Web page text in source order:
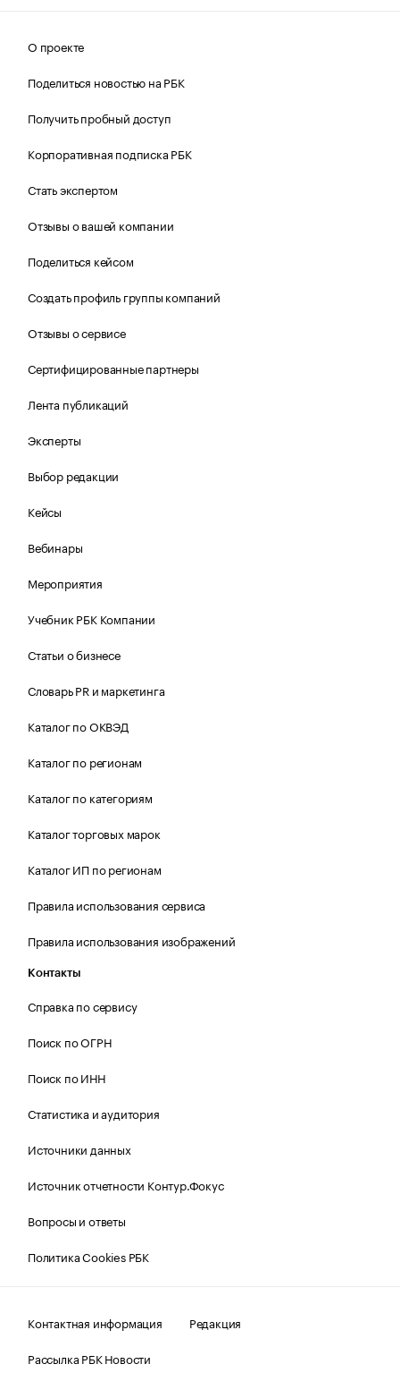
О проекте
Поделиться новостью на РБК
Получить пробный доступ
Корпоративная подписка РБК
Стать экспертом
Отзывы о вашей компании
Поделиться кейсом
Создать профиль группы компаний
Отзывы о сервисе
Сертифицированные партнеры
Лента публикаций
Эксперты
Выбор редакции
Кейсы
Вебинары
Мероприятия
Учебник РБК Компании
Статьи о бизнесе
Словарь PR и маркетинга
Каталог по ОКВЭД
Каталог по регионам
Каталог по категориям
Каталог торговых марок
Каталог ИП по регионам
Правила использования сервиса
Правила использования изображений
Контакты
Справка по сервису
Поиск по ОГРН
Поиск по ИНН
Статистика и аудитория
Источники данных
Источник отчетности Контур.Фокус
Вопросы и ответы
Политика Cookies РБК
Контактная информация
Редакция
Рассылка РБК Новости